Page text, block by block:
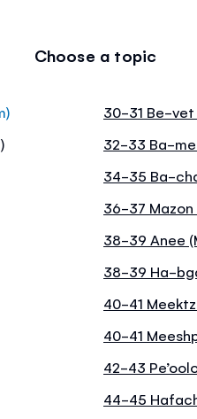
Choose a topic
30-31 Be-
32-33 Ba-
34-35 Ba-
36-37 Mazon
38-39 Anee
38-39 Ha-
40-41
40-41
42-43
44-45